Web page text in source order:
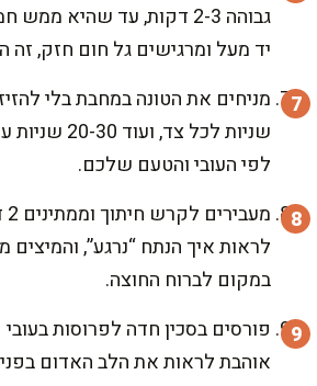
גבוהה 2-3 דקות, עד שהיא
יד מעל ומרגישים גל חום חזק, זה
שניות לכל צד,
לפי העובי והטעם שלכם.
לראות איך הנתח “נרגע”, והמיצים
במקום לברוח החוצה.
אוהבת לראות את הלב האדום